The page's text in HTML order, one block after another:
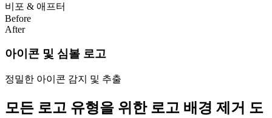
비포 & 애프터
Before
After
아이콘 및 심볼 로고
정밀한 아이콘 감지 및 추출
모든 로고 유형을 위한 로고 배경 제거 도